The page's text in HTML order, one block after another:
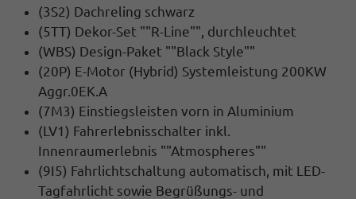
(3S2) Dachreling schwarz
(5TT) Dekor-Set ""R-Line"", durchleuchtet
(WBS) Design-Paket ""Black Style""
(20P) E-Motor (Hybrid) Systemleistung 200KW
Aggr.0EK.A
(7M3) Einstiegsleisten vorn in Aluminium
(LV1) Fahrerlebnisschalter inkl.
Innenraumerlebnis ""Atmospheres""
(9I5) Fahrlichtschaltung automatisch, mit LED-
Tagfahrlicht sowie Begrüßungs- und